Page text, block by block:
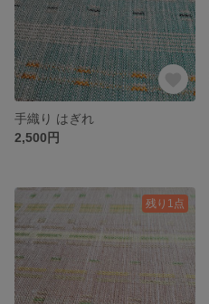
手織り はぎれ
2,500円
残り1点